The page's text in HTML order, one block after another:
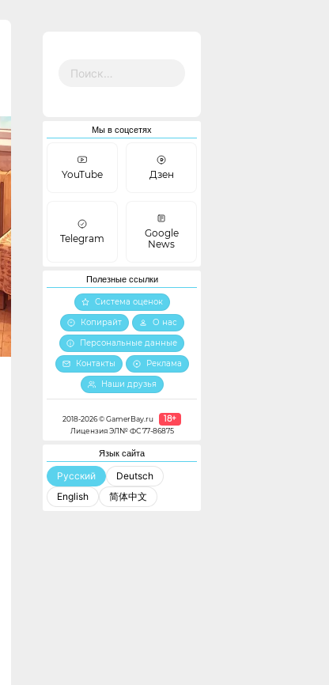
Мы в соцсетях
YouTube Дзен
Telegram
Google
News
Полезные ссылки
Система оценок
Копирайт
О нас
Персональные данные
Контакты
Реклама
Наши друзья
2018-2026 © GamerBay.ru 18+
Лицензия ЭЛ№ ФС 77-86875
Язык сайта
Русский
Deutsch
English
简体中文